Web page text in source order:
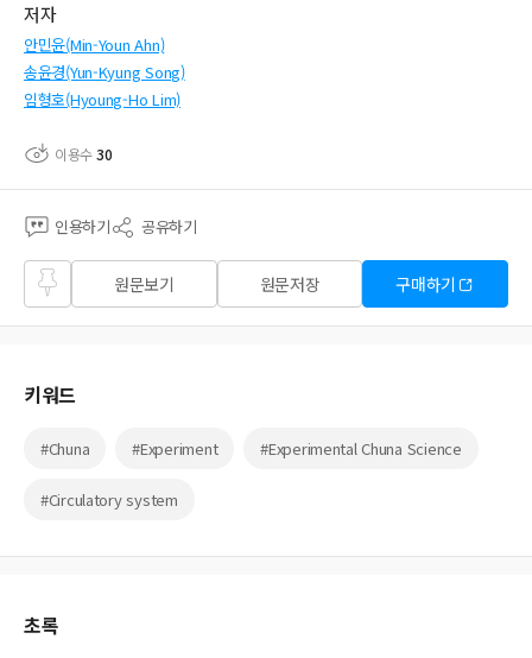
저자
안민윤(Min-Youn Ahn)
송윤경(Yun-Kyung Song)
임형호(Hyoung-Ho Lim)
이용수30
인용하기 공유하기
즐겨
찾기
원문보기 원문저장 구매하기
키워드
#Chuna #Experiment #Experimental Chuna Science
#Circulatory system
초록